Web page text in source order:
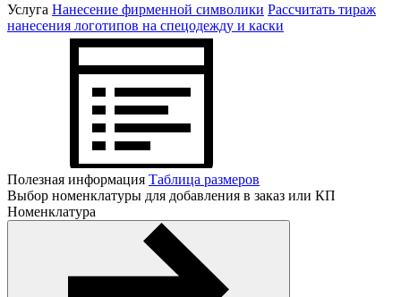
Услуга Нанесение фирменной символики Рассчитать тираж
нанесения логотипов на спецодежду и каски
Полезная информация Таблица размеров
Выбор номенклатуры для добавления в заказ или КП
Номенклатура